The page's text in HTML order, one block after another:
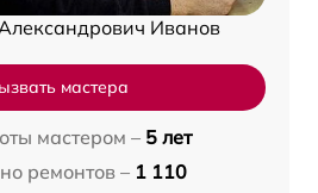
Иванов
мастера
мастером – 5 лет
ремонтов – 1 110